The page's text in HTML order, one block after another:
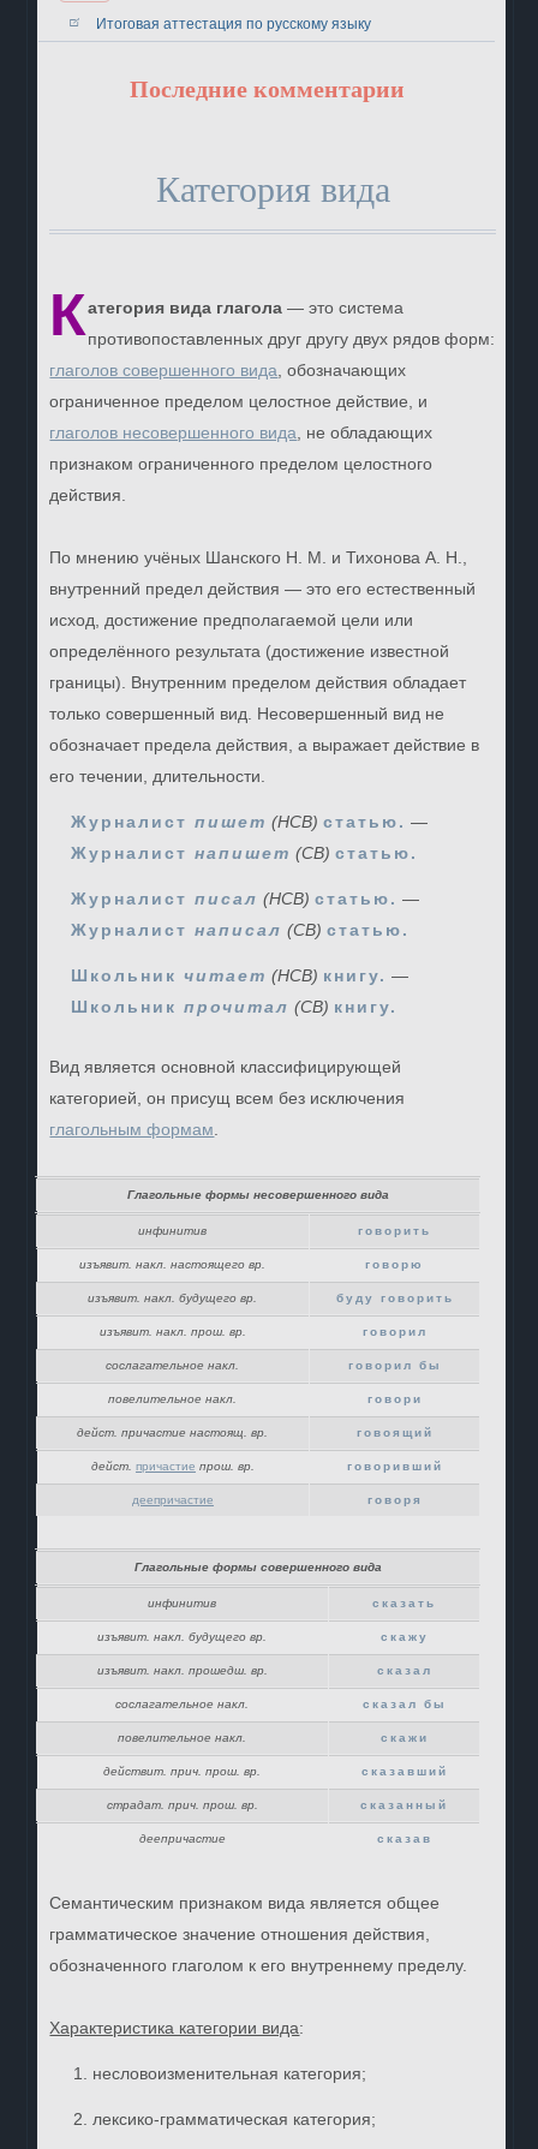
Итоговая аттестация по русскому языку
Последние комментарии
Категория вида
Категория вида глагола — это система
противопоставленных друг другу двух рядов форм:
глаголов совершенного вида , обозначающих
ограниченное пределом целостное действие, и
глаголов несовершенного вида , не обладающих
признаком ограниченного пределом целостного
действия.
По мнению учёных Шанского Н. М. и Тихонова А. Н.,
внутренний предел действия — это его естественный
исход, достижение предполагаемой цели или
определённого результата (достижение известной
границы). Внутренним пределом действия обладает
только совершенный вид. Несовершенный вид не
обозначает предела действия, а выражает действие в
его течении, длительности.
Журналистпишет (НСВ) статью. —
Журналистнапишет (СВ) статью.
Журналистписал (НСВ) статью. —
Журналистнаписал (СВ) статью.
Школьникчитает (НСВ) книгу. —
Школьникпрочитал (СВ) книгу.
Вид является основной классифицирующей
категорией, он присущ всем без исключения
глагольным формам
Глагольные формы несовершенного вида
инфинитив говорить
изъявит. накл. настоящего вр. говорю
изъявит. накл. будущего вр. буду говорить
изъявит. накл. прош. вр. говорил
сослагательное накл. говорил бы
повелительное накл. говори
дейст. причастие настоящ. вр. говоящий
дейст. причастие прош. вр. говоривший
деепричастие говоря
Глагольные формы совершенного вида
инфинитив сказать
изъявит. накл. будущего вр. скажу
изъявит. накл. прошедш. вр. сказал
сослагательное накл. сказал бы
повелительное накл. скажи
действит. прич. прош. вр. сказавший
страдат. прич. прош. вр. сказанный
деепричастие сказав
Семантическим признаком вида является общее
грамматическое значение отношения действия,
обозначенного глаголом к его внутреннему пределу.
Характеристика категории вида:
несловоизменительная категория;
лексико-грамматическая категория;